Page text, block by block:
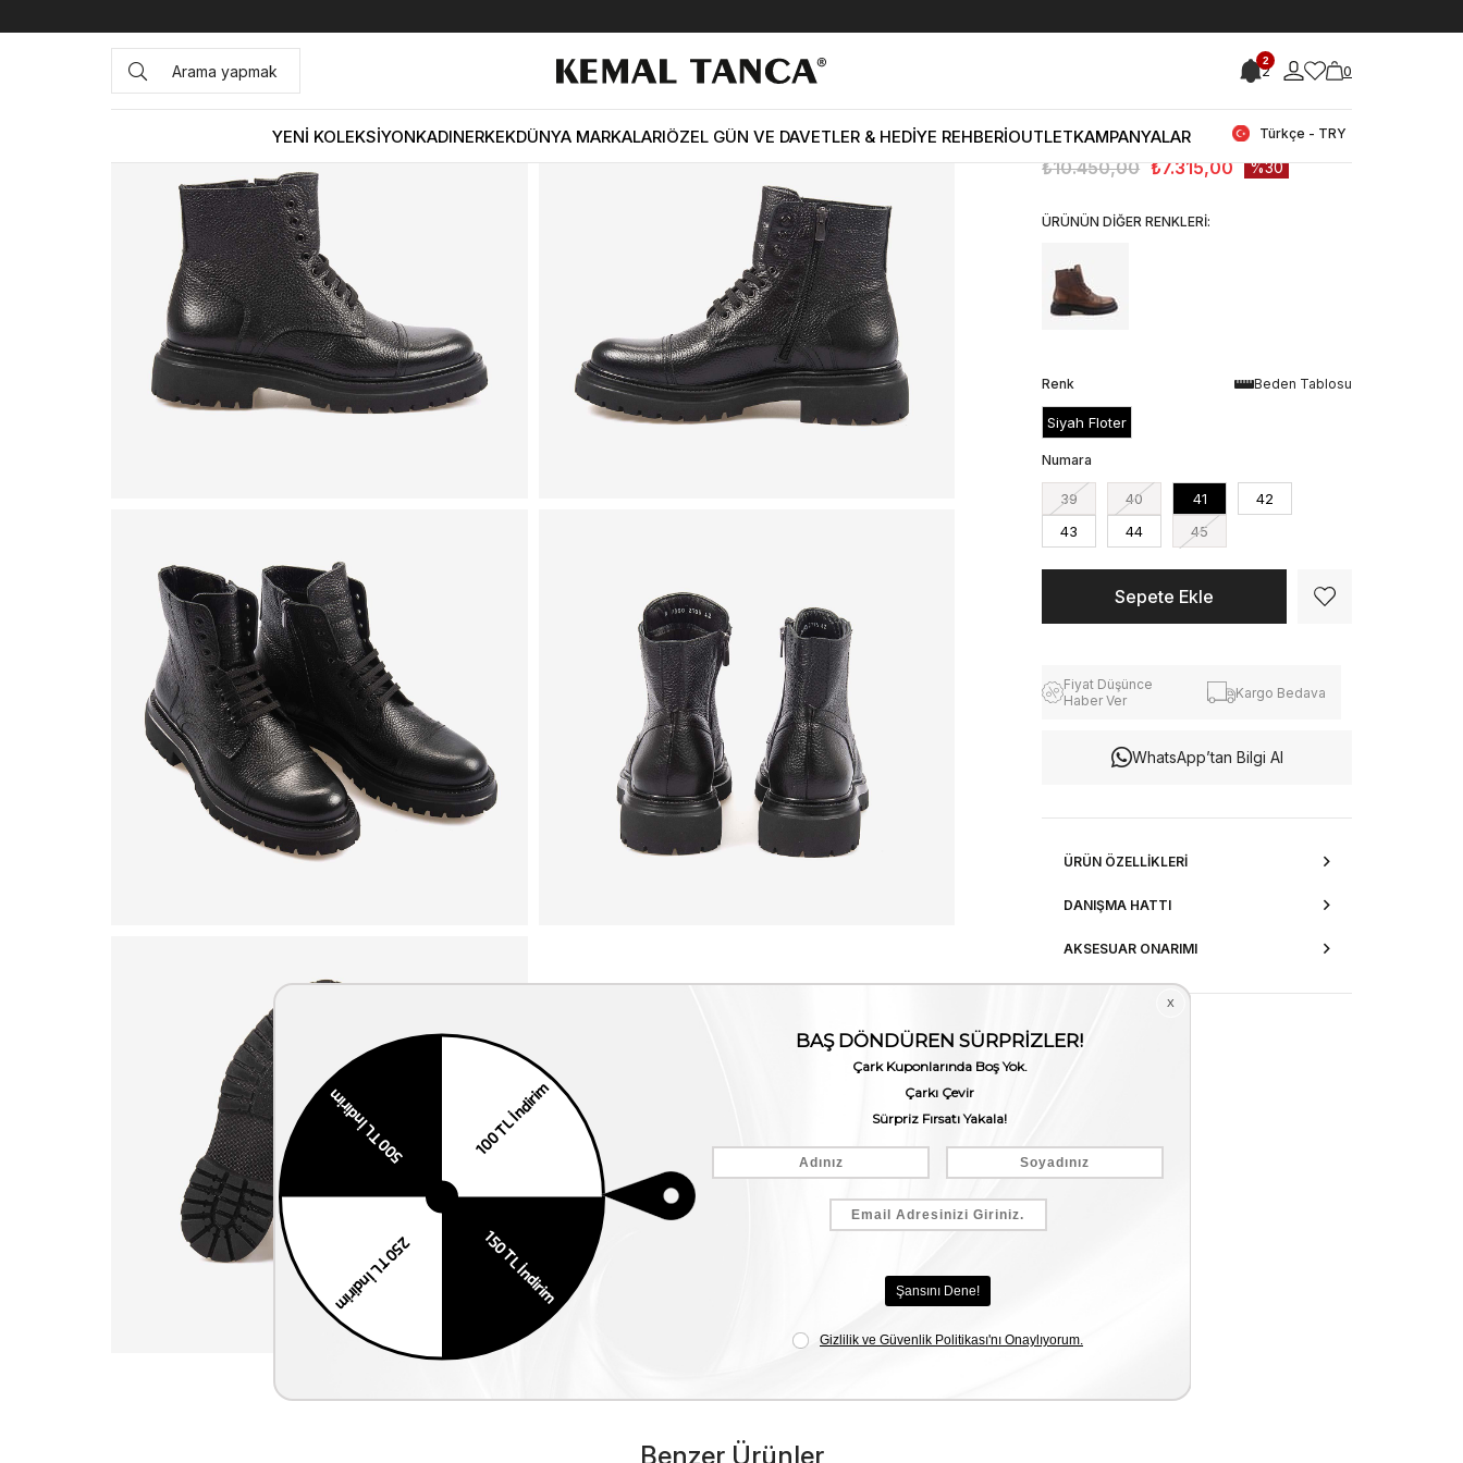
2
2 0
Türkçe - TRY
YENİ KOLEKSİYONKADINERKEKDÜNYA MARKALARIÖZEL GÜN VE DAVETLER & HEDİYE REHBERİOUTLETKAMPANYALAR
Anasayfa ERKEK BOT&ÇİZME Bot Kemal Tanca Hakiki Deri Erkek Siyah Bot A7360 < < Önceki Sayfaya Dön
Kemal Tanca Hakiki Deri Erkek Siyah
Bot A7360
₺10.450,00 ₺7.315,00 30
ÜRÜNÜN DİĞER RENKLERİ:
Beden Tablosu
Renk
Siyah Floter
Numara
39 40 41
42
43
44 45
Fiyat Düşünce
Haber Ver
Kargo Bedava
WhatsApp’tan Bilgi Al
ÜRÜN ÖZELLIKLERI
DANIŞMA HATTI
AKSESUAR ONARIMI
Benzer Ürünler